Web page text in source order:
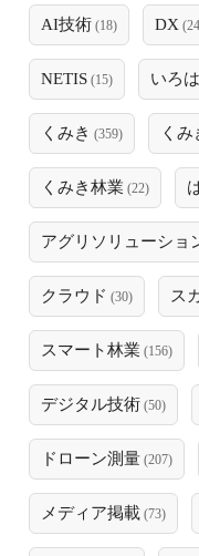
AI技術 (18) DX
NETIS (15) いろは
くみき (359) くみ
くみき林業 (22)
アグリソリューショ
クラウド (30) ス
スマート林業 (156)
デジタル技術 (50)
ドローン測量 (207)
メディア掲載 (73)